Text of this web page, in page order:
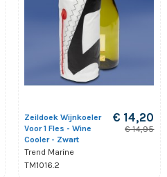
Zeildoek Wijnkoeler
Voor 1 Fles - Wine
Cooler - Zwart
Trend Marine
TM1016.2
€ 14,20
€ 14,95